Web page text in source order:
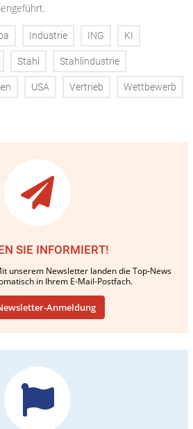
Industrie ING KI
Stahl Stahlindustrie
USA Vertrieb Wettbewerb
SIE INFORMIERT!
unserem Newsletter landen die Top-News
in Ihrem E-Mail-Postfach.
Anmeldung